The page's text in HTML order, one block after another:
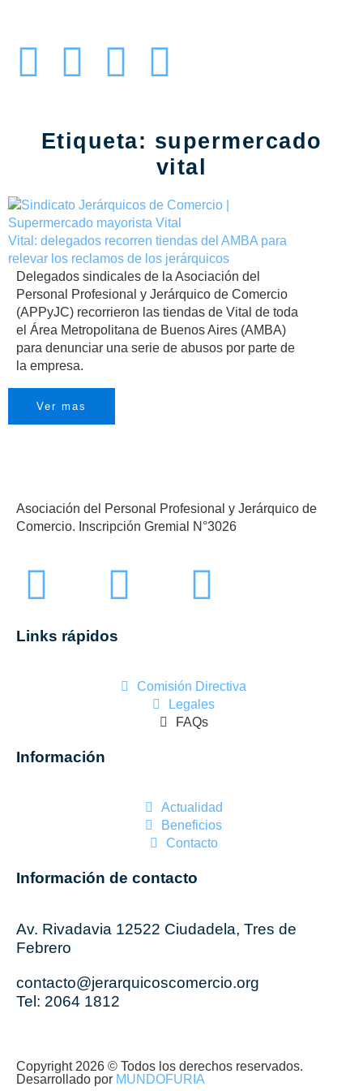
Etiqueta: supermercado
vital
Vital: delegados recorren tiendas del AMBA para
relevar los reclamos de los jerárquicos
Delegados sindicales de la Asociación del
Personal Profesional y Jerárquico de Comercio
(APPyJC) recorrieron las tiendas de Vital de toda
el Área Metropolitana de Buenos Aires (AMBA)
para denunciar una serie de abusos por parte de
la empresa.
Ver mas
Asociación del Personal Profesional y Jerárquico de
Comercio. Inscripción Gremial N°3026
Links rápidos
Comisión Directiva
Legales
FAQs
Información
Actualidad
Beneficios
Contacto
Información de contacto
Av. Rivadavia 12522 Ciudadela, Tres de
Febrero
contacto@jerarquicoscomercio.org
Tel: 2064 1812
Copyright 2026 © Todos los derechos reservados.
Desarrollado por MUNDOFURIA